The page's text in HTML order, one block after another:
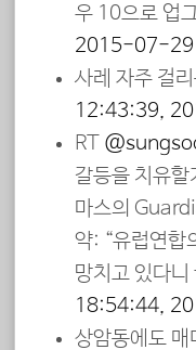
우 10으로 업
2015-07-29
사레 자주 걸
12:43:39,
RT
갈등을 치유할
마스의
약: “유럽연합
망치고 있다니
18:54:44,
상암동에도 매